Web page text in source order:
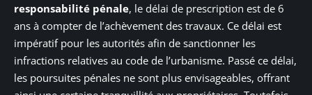
responsabilité pénale, le délai de prescription est de 6
ans à compter de l’achèvement des travaux. Ce délai est
impératif pour les autorités afin de sanctionner les
infractions relatives au code de l’urbanisme. Passé ce délai,
les poursuites pénales ne sont plus envisageables, offrant